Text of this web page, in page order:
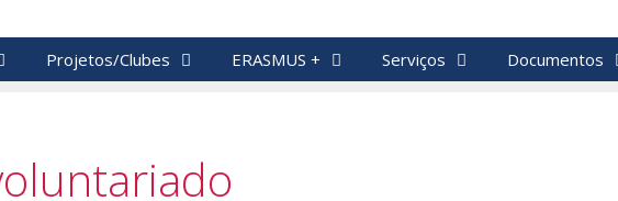
Projetos/Clubes ERASMUS + Serviços Documentos